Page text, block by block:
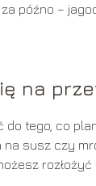
późno –
na
tego, co
susz czy